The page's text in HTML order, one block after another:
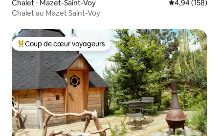
Chalet ⋅ Mazet-Saint-Voy Évaluation
4,94 (158)
Chalet au Mazet Saint-Voy
Coups de cœur voyageurs les plus appréciés
Coup de cœur voyageurs